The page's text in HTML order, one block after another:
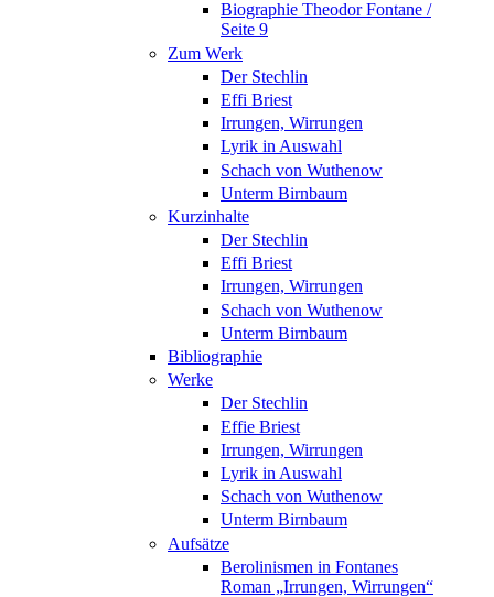
Biographie Theodor Fontane /
Seite 9
Zum Werk
Der Stechlin
Effi Briest
Irrungen, Wirrungen
Lyrik in Auswahl
Schach von Wuthenow
Unterm Birnbaum
Kurzinhalte
Der Stechlin
Effi Briest
Irrungen, Wirrungen
Schach von Wuthenow
Unterm Birnbaum
Bibliographie
Werke
Der Stechlin
Effie Briest
Irrungen, Wirrungen
Lyrik in Auswahl
Schach von Wuthenow
Unterm Birnbaum
Aufsätze
Berolinismen in Fontanes
Roman „Irrungen, Wirrungen“